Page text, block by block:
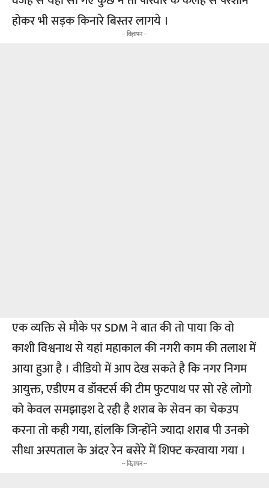
होकर भी सड़क किनारे बिस्तर लागये ।
-- विज्ञापन --
एक व्यक्ति से मौके पर SDM ने बात की तो पाया कि वो
काशी विश्वनाथ से यहां महाकाल की नगरी काम की तलाश में
आया हुआ है । वीडियो में आप देख सकते है कि नगर निगम
आयुक्त, एडीएम व डॉक्टर्स की टीम फुटपाथ पर सो रहे लोगो
को केवल समझाइश दे रही है शराब के सेवन का चेकउप
करना तो कही गया, हांलकि जिन्होंने ज्यादा शराब पी उनको
सीधा अस्पताल के अंदर रेन बसेरे में शिफ्ट करवाया गया ।
-- विज्ञापन --